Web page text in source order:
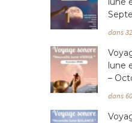
dans
lune
–
dans